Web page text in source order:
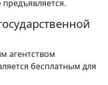
агентством
бесплатным для